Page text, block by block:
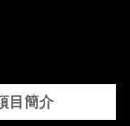
目簡介